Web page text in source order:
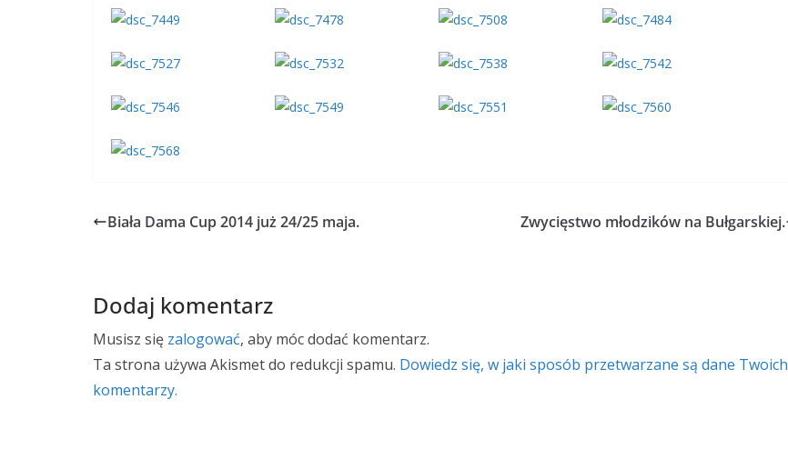
Biała Dama Cup 2014 już 24/25 maja. Zwycięstwo młodzików na Bułgarskiej.
Dodaj komentarz
Musisz się zalogować, aby móc dodać komentarz.
Ta strona używa Akismet do redukcji spamu. Dowiedz się, w jaki sposób przetwarzane są dane Twoich
komentarzy.